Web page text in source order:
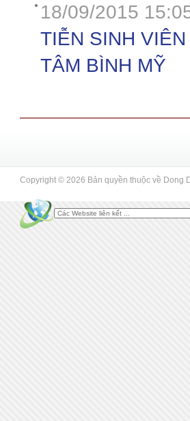
18/09/2015
TIỄN SINH
TÂM BÌNH MỸ
Copyright © 2026 Bản quyền thuộc về Dong